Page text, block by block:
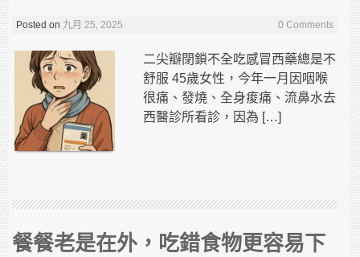
Posted on 九月 25, 2025 0 Comments
二尖瓣閉鎖不全吃感冒西藥總是不
舒服 45歲女性，今年一月因咽喉
很痛、發燒、全身痠痛、流鼻水去
西醫診所看診，因為 […]
餐餐老是在外，吃錯食物更容易下